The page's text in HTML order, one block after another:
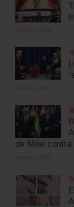
de Milei contra